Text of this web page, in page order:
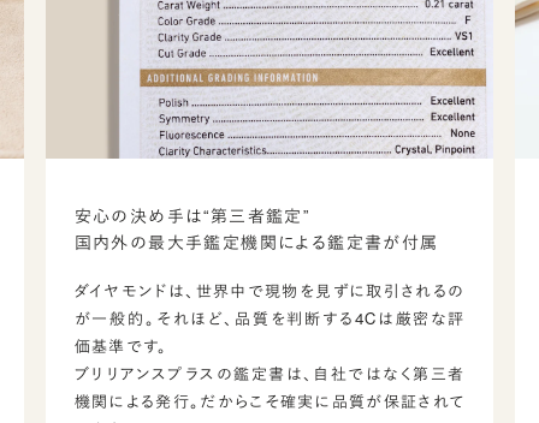
安心の決め手は“第三者鑑定”
国内外の最大手鑑定機関による鑑定書が付属
ダイヤモンドは、世界中で現物を見ずに取引されるの
が一般的。それほど、品質を判断する4Cは厳密な評
価基準です。
ブリリアンスプラスの鑑定書は、自社ではなく第三者
機関による発行。だからこそ確実に品質が保証されて